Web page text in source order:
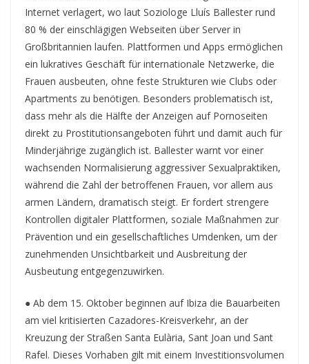
Internet verlagert, wo laut Soziologe Lluís Ballester rund
80 % der einschlägigen Webseiten über Server in
Großbritannien laufen. Plattformen und Apps ermöglichen
ein lukratives Geschäft für internationale Netzwerke, die
Frauen ausbeuten, ohne feste Strukturen wie Clubs oder
Apartments zu benötigen. Besonders problematisch ist,
dass mehr als die Hälfte der Anzeigen auf Pornoseiten
direkt zu Prostitutionsangeboten führt und damit auch für
Minderjährige zugänglich ist. Ballester warnt vor einer
wachsenden Normalisierung aggressiver Sexualpraktiken,
während die Zahl der betroffenen Frauen, vor allem aus
armen Ländern, dramatisch steigt. Er fordert strengere
Kontrollen digitaler Plattformen, soziale Maßnahmen zur
Prävention und ein gesellschaftliches Umdenken, um der
zunehmenden Unsichtbarkeit und Ausbreitung der
Ausbeutung entgegenzuwirken.
● Ab dem 15. Oktober beginnen auf Ibiza die Bauarbeiten
am viel kritisierten Cazadores-Kreisverkehr, an der
Kreuzung der Straßen Santa Eulària, Sant Joan und Sant
Rafel. Dieses Vorhaben gilt mit einem Investitionsvolumen